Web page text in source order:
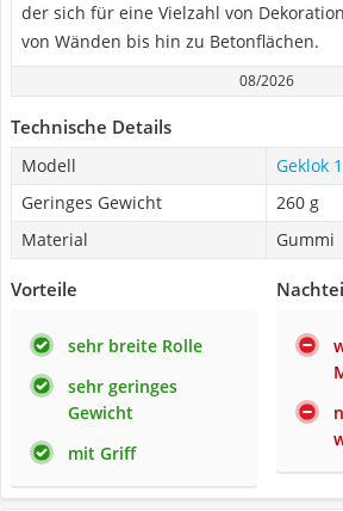
der sich für eine Vielzahl von
von Wänden bis hin zu Betonflächen.
08/2026
Technische Details
Modell
Geklok
Geringes Gewicht
260 g
Material
Gummi
Vorteile
sehr breite Rolle
sehr geringes
Gewicht
mit Griff